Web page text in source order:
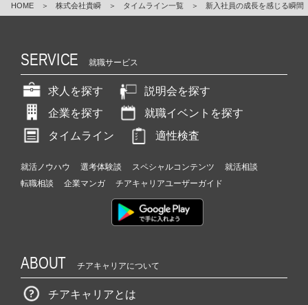
HOME ＞ 株式会社貴瞬 ＞ タイムライン一覧 ＞ 新入社員の成長を感じる瞬間
SERVICE 就職サービス
求人を探す
説明会を探す
企業を探す
就職イベントを探す
タイムライン
適性検査
就活ノウハウ 選考体験談 スペシャルコンテンツ
就活相談
転職相談
企業マンガ チアキャリアユーザーガイド
ABOUT チアキャリアについて
チアキャリアとは